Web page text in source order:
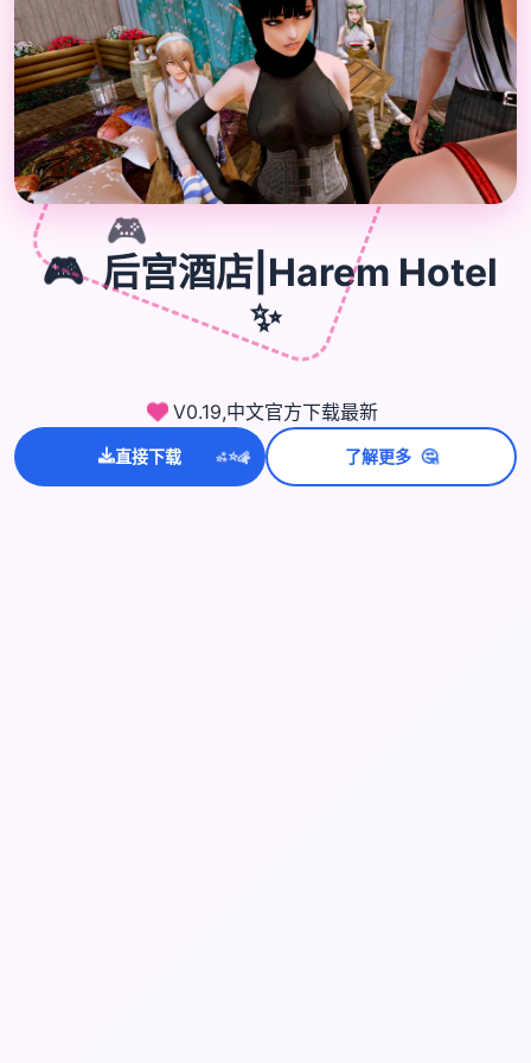
🎮
🎮 后宫酒店|Harem Hotel
✨
V0.19,中文官方下载最新
直接下载 ✨⭐💫 了解更多 🤔